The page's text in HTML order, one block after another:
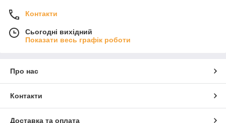
Контакти
Сьогодні вихідний
Показати весь графік роботи
Про нас
Контакти
Доставка та оплата